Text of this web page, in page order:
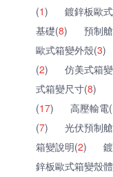
(1) 鍍鋅板歐
基礎(8) 預制
歐式箱變外殼(3)
(2) 仿美式箱
式箱變尺寸(8)
(17) 高壓輸電(
(7) 光伏預制
箱變說明(2)
鋅板歐式箱變殼